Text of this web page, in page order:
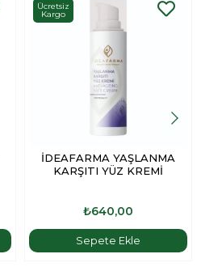
İDEAFARMA YAŞLANMA
KARŞITI YÜZ KREMİ
₺640,00
Sepete Ekle
Ücretsiz
Kargo